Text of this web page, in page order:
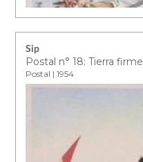
Sip
Postal n° 18: Tierra firme
Postal | 1954